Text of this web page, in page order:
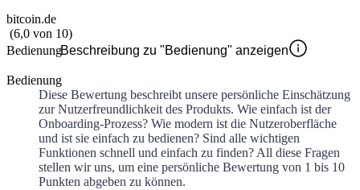
bitcoin.de
(6,0 von 10)
BedienungBeschreibung zu "Bedienung" anzeigen
Bedienung
Diese Bewertung beschreibt unsere persönliche Einschätzung
zur Nutzerfreundlichkeit des Produkts. Wie einfach ist der
Onboarding-Prozess? Wie modern ist die Nutzeroberfläche
und ist sie einfach zu bedienen? Sind alle wichtigen
Funktionen schnell und einfach zu finden? All diese Fragen
stellen wir uns, um eine persönliche Bewertung von 1 bis 10
Punkten abgeben zu können.